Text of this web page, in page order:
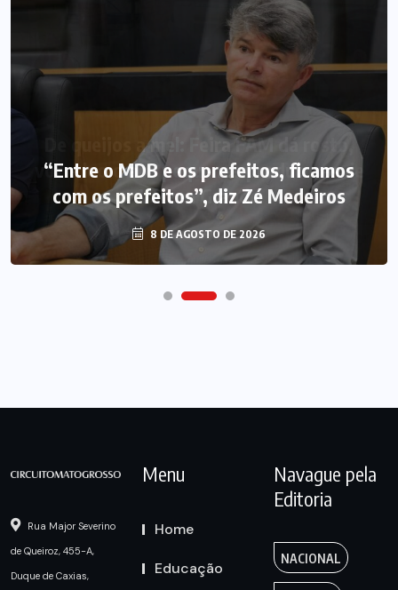
“Entre o MDB e os prefeitos, ficamos
com os prefeitos”, diz Zé Medeiros
8 DE AGOSTO DE 2026
Rua Major Severino
de Queiroz, 455-A,
Duque de Caxias,
Menu
Home
Educação
Navague pela
Editoria
NACIONAL